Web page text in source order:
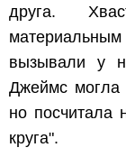
друга.
вызывали у
Джеймс могла
но
круга".